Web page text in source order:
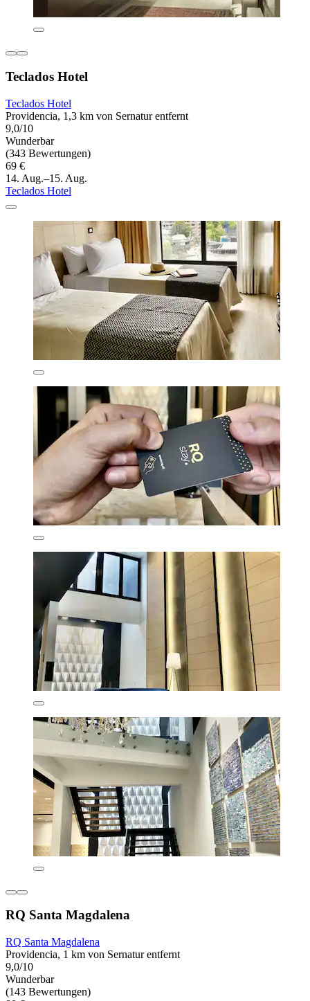
Teclados Hotel
Teclados Hotel
Providencia, 1,3 km von Sernatur entfernt
9,0/10
Wunderbar
(343 Bewertungen)
69 €
14. Aug.–15. Aug.
Teclados Hotel
RQ Santa Magdalena
RQ Santa Magdalena
Providencia, 1 km von Sernatur entfernt
9,0/10
Wunderbar
(143 Bewertungen)